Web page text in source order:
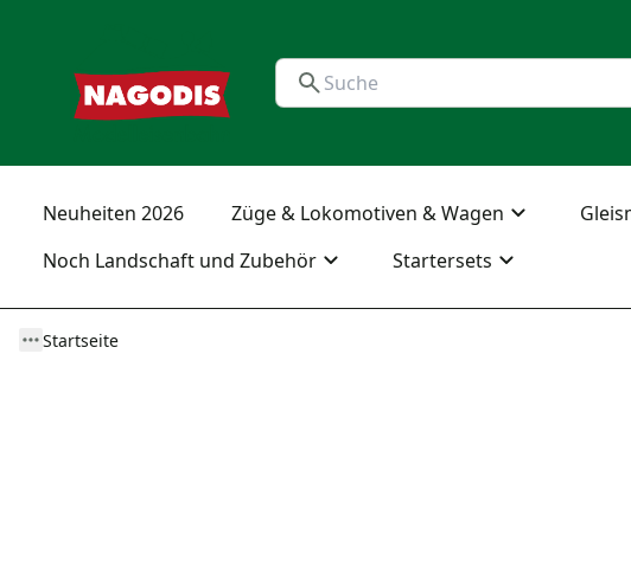
Neuheiten 2026 Züge & Lokomotiven & Wagen
Noch Landschaft und Zubehör
Startersets
Startseite